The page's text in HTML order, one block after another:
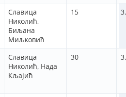
Славица
Николић,
Биљана
Миљковић
15
Славица
Николић, Нада
Кљајић
30